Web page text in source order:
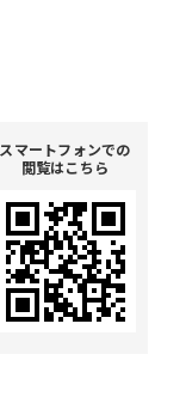
スマートフォンでの
閲覧はこちら